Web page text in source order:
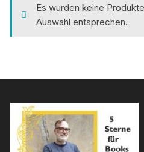
Es wurden keine
Auswahl entsprechen.